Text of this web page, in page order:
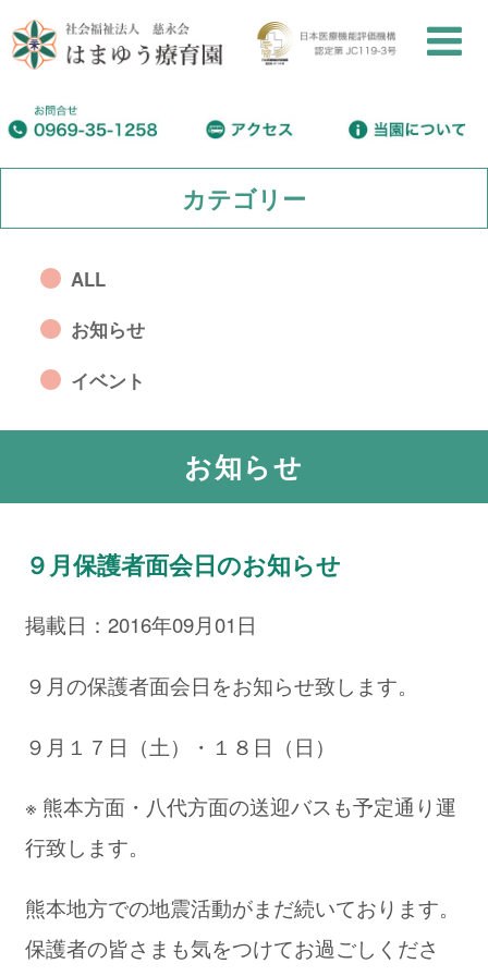
カテゴリー
ALL
お知らせ
イベント
お知らせ
９月保護者面会日のお知らせ
掲載日：2016年09月01日
９月の保護者面会日をお知らせ致します。
９月１７日（土）・１８日（日）
※ 熊本方面・八代方面の送迎バスも予定通り運
行致します。
熊本地方での地震活動がまだ続いております。
保護者の皆さまも気をつけてお過ごしくださ